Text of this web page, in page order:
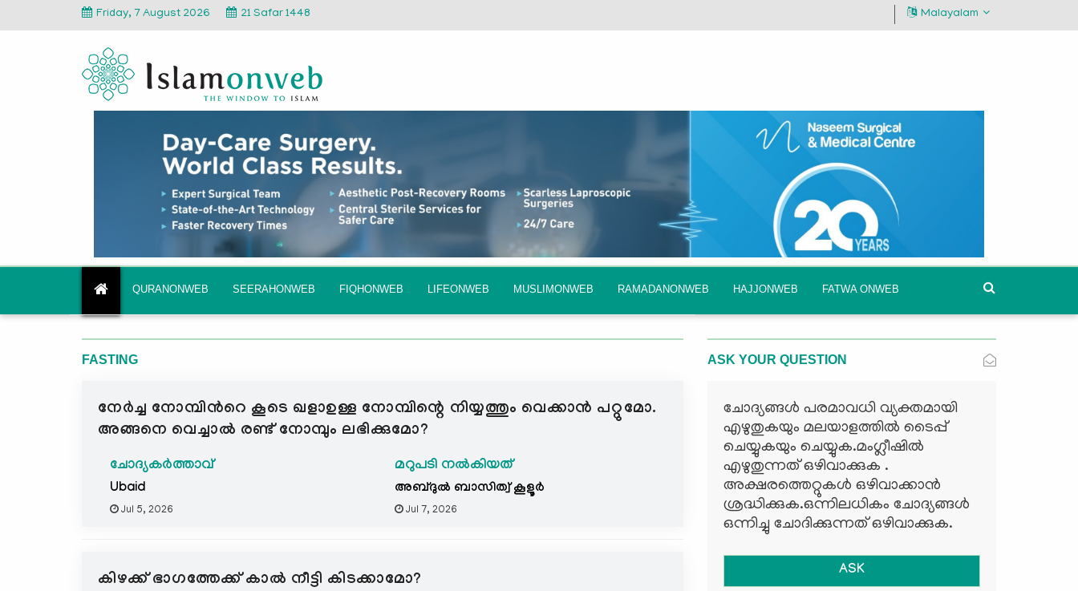
Friday, 7 August 2026 21 Safar 1448 Malayalam
QURANONWEB SEERAHONWEB FIQHONWEB LIFEONWEB MUSLIMONWEB RAMADANONWEB HAJJONWEB FATWA ONWEB
FASTING
നേർച്ച നോമ്പിന്‍റെ കൂടെ ഖളാഉള്ള നോമ്പിന്റെ നിയ്യത്തും വെക്കാൻ പറ്റുമോ.
അങ്ങനെ വെച്ചാൽ രണ്ട് നോമ്പും ലഭിക്കുമോ?
ചോദ്യകർത്താവ്
Ubaid
Jul 5, 2026
മറുപടി നൽകിയത്
അബ്ദുല്‍ ബാസിത്വ് കൂളൂര്‍
Jul 7, 2026
കിഴക്ക് ഭാഗത്തേക്ക് കാൽ നീട്ടി കിടക്കാമോ?
ASK YOUR QUESTION
ചോദ്യങ്ങള്‍ പരമാവധി വ്യക്തമായി
എഴുതുകയും മലയാളത്തില്‍ ടൈപ്പ്
ചെയ്യുകയും ചെയ്യുക.മംഗ്ലീഷില്‍
എഴുതുന്നത് ഒഴിവാക്കുക .
അക്ഷരത്തെറ്റുകള്‍ ഒഴിവാക്കാന്‍
ശ്രദ്ധിക്കുക.ഒന്നിലധികം ചോദ്യങ്ങള്‍
ഒന്നിച്ചു ചോദിക്കുന്നത് ഒഴിവാക്കുക.
ASK